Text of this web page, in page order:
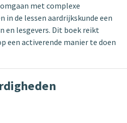
met complexe
de lessen aardrijkskunde een
en lesgevers. Dit boek reikt
een activerende manier te doen